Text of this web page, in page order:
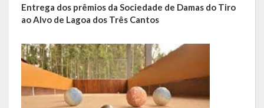
Pontos Turísticos
Gastronomia
Hospedagem
Calendário de Eventos
Entrega dos prêmios da Sociedade de Damas do Tiro
ao Alvo de Lagoa dos Três Cantos